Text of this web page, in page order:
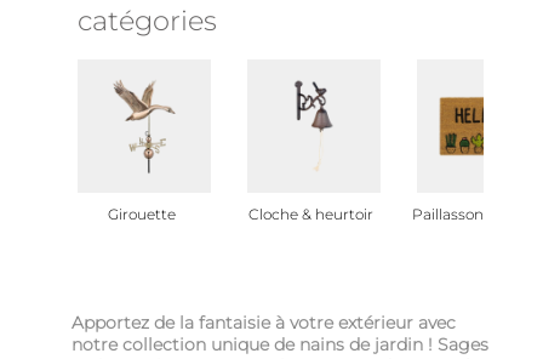
catégories
Girouette Cloche & heurtoir Paillasson de
Apportez de la fantaisie à votre extérieur avec
notre collection unique de nains de jardin ! Sages